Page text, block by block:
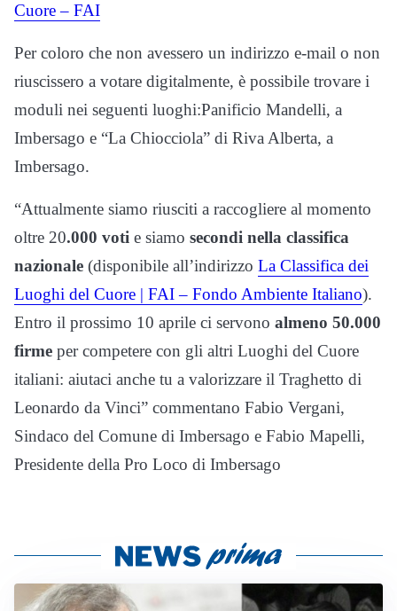
Cuore – FAI
Per coloro che non avessero un indirizzo e-mail o non
riuscissero a votare digitalmente, è possibile trovare i
moduli nei seguenti luoghi:Panificio Mandelli, a
Imbersago e “La Chiocciola” di Riva Alberta, a
Imbersago.
“Attualmente siamo riusciti a raccogliere al momento
oltre 20.000 voti e siamo secondi nella classifica
nazionale (disponibile all’indirizzo La Classifica dei
Luoghi del Cuore | FAI – Fondo Ambiente Italiano).
Entro il prossimo 10 aprile ci servono almeno 50.000
firme per competere con gli altri Luoghi del Cuore
italiani: aiutaci anche tu a valorizzare il Traghetto di
Leonardo da Vinci” commentano Fabio Vergani,
Sindaco del Comune di Imbersago e Fabio Mapelli,
Presidente della Pro Loco di Imbersago